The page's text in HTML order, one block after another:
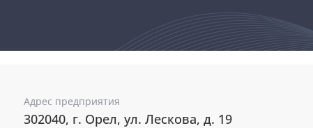
Адрес предприятия
302040, г. Орел, ул. Лескова, д. 19